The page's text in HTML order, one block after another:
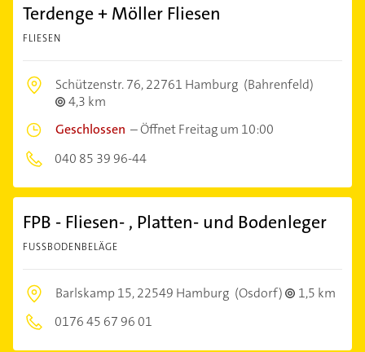
Terdenge + Möller Fliesen
FLIESEN
Schützenstr. 76,22761 Hamburg (Bahrenfeld)
4,3 km
Geschlossen –Öffnet Freitag um 10:00
040 85 39 96-44
FPB - Fliesen- , Platten- und Bodenleger
FUSSBODENBELÄGE
Barlskamp 15,22549 Hamburg (Osdorf)
1,5 km
0176 45 67 96 01